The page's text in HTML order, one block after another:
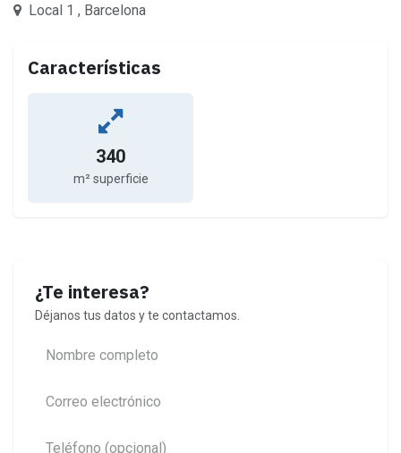
Local 1 , Barcelona
Características
340
m² superficie
¿Te interesa?
Déjanos tus datos y te contactamos.